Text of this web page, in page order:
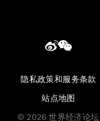
隐私政策和服务条款
站点地图
© 2026 世界经济论坛